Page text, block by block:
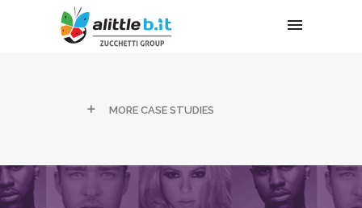
MORE CASE STUDIES